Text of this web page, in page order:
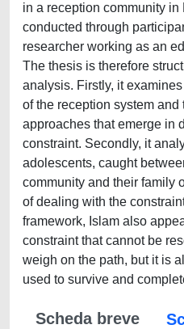
in a reception community
conducted through
researcher working as an
The thesis is therefore
analysis. Firstly, it
of the reception system and
approaches that emerge in
constraint. Secondly, it
adolescents, caught
community and their family
of dealing with the
framework, Islam also
constraint that cannot be
weigh on the path, but it is
used to survive and
Scheda breve